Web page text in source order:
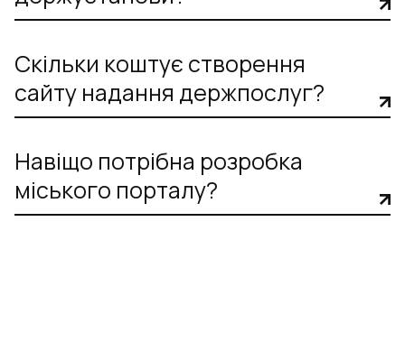
Скільки коштує створення
сайту надання держпослуг?
Навіщо потрібна розробка
міського порталу?